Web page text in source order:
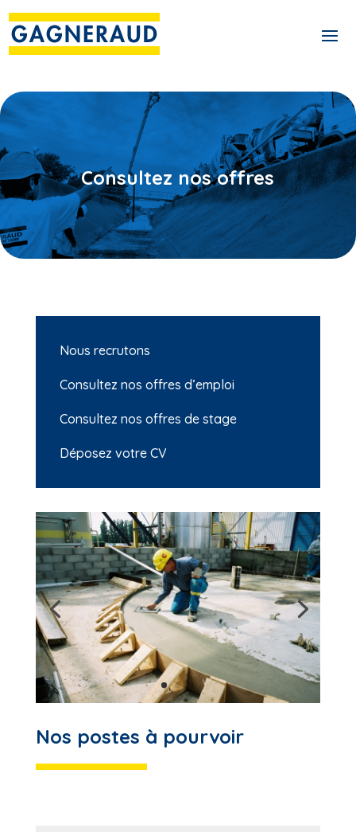
Consultez nos offres
Nous recrutons
Consultez nos offres d’emploi
Consultez nos offres de stage
Déposez votre CV
Nos postes à pourvoir